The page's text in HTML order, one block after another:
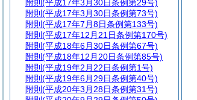
附則 (平成17年3月30日条例第29号)
附則 (平成17年3月30日条例第73号)
附則 (平成17年7月8日条例第133号)
附則 (平成17年12月21日条例第170号)
附則 (平成18年6月30日条例第67号)
附則 (平成18年12月20日条例第85号)
附則 (平成19年2月22日条例第1号)
附則 (平成19年6月29日条例第40号)
附則 (平成20年3月28日条例第31号)